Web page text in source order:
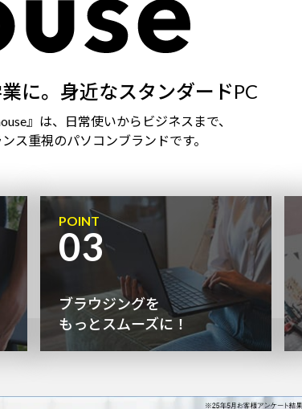
に。身近なスタンダードPC
』は、日常使いからビジネスまで、
ス重視のパソコンブランドです。
POINT
03
ブラウジングを
もっとスムーズに！